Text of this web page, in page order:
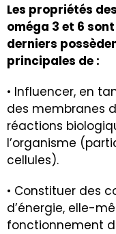
Les propriétés
oméga 3 et 6
derniers
principales de :
• Influencer, en
des membranes
réactions
l’organisme
cellules).
• Constituer des
d’énergie, elle-
fonctionnement